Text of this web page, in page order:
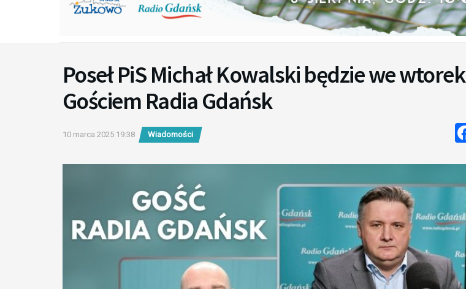
Poseł PiS Michał Kowalski będzie we wtorek
Gościem Radia Gdańsk
10 marca 2025 19:38 Wiadomości